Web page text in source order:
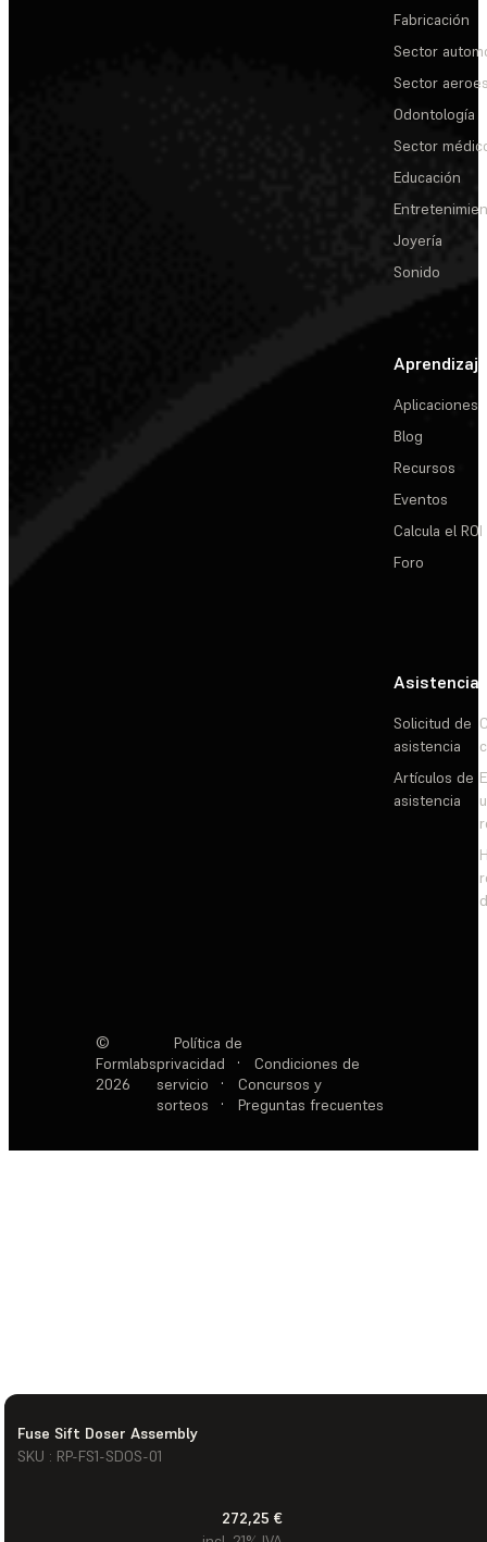
Fuse Sift Doser Assembly
SKU : RP-FS1-SDOS-01
272,25 €
Fabricación
Sector
Sector
Odontología
Sector
Educación
Joyería
Sonido
Aprendizaje
Aplicaciones
Blog
Recursos
Eventos
Calcula el ROI
Foro
Asistencia
Solicitud de
asistencia
Artículos de
asistencia
©
Formlabs
2026
Política de
privacidad
·
Condiciones de
servicio
·
Concursos y
sorteos
· Preguntas frecuentes